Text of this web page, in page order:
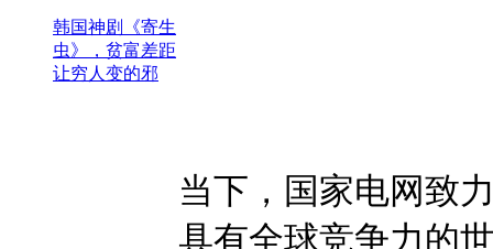
当下，国家电网致
具有全球竞争力的
韩国神剧《寄生
虫》，贫富差距
让穷人变的邪